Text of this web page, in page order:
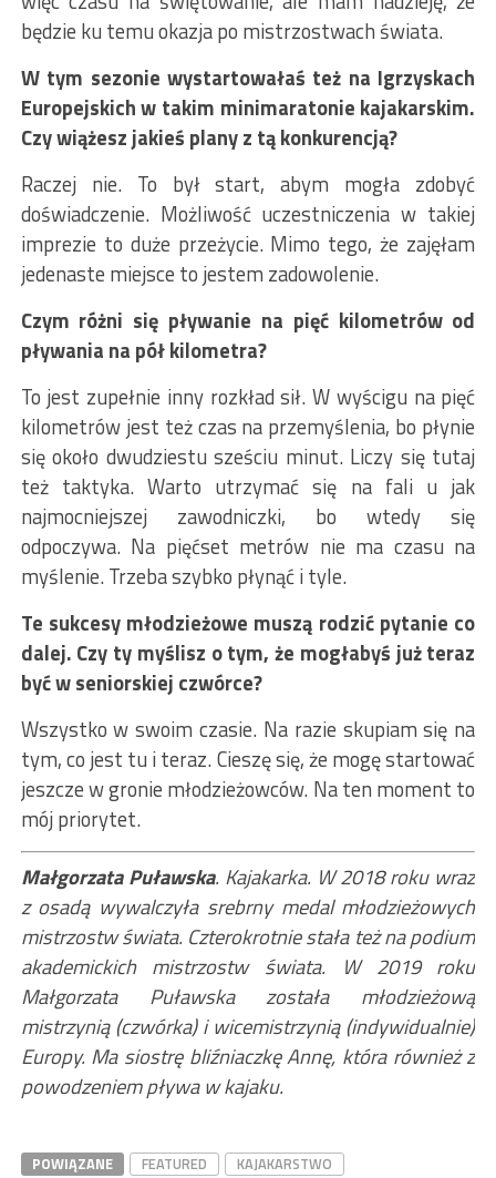
będzie ku temu okazja po mistrzostwach świata.
W tym sezonie wystartowałaś też na Igrzyskach
Europejskich w takim minimaratonie kajakarskim.
Czy wiążesz jakieś plany z tą konkurencją?
Raczej nie. To był start, abym mogła zdobyć
doświadczenie. Możliwość uczestniczenia w takiej
imprezie to duże przeżycie. Mimo tego, że zajęłam
jedenaste miejsce to jestem zadowolenie.
Czym różni się pływanie na pięć kilometrów od
pływania na pół kilometra?
To jest zupełnie inny rozkład sił. W wyścigu na pięć
kilometrów jest też czas na przemyślenia, bo płynie
się około dwudziestu sześciu minut. Liczy się tutaj
też taktyka. Warto utrzymać się na fali u jak
najmocniejszej zawodniczki, bo wtedy się
odpoczywa. Na pięćset metrów nie ma czasu na
myślenie. Trzeba szybko płynąć i tyle.
Te sukcesy młodzieżowe muszą rodzić pytanie co
dalej. Czy ty myślisz o tym, że mogłabyś już teraz
być w seniorskiej czwórce?
Wszystko w swoim czasie. Na razie skupiam się na
tym, co jest tu i teraz. Cieszę się, że mogę startować
jeszcze w gronie młodzieżowców. Na ten moment to
mój priorytet.
Małgorzata Puławska. Kajakarka. W 2018 roku wraz
z osadą wywalczyła srebrny medal młodzieżowych
mistrzostw świata. Czterokrotnie stała też na podium
akademickich mistrzostw świata. W 2019 roku
Małgorzata Puławska została młodzieżową
mistrzynią (czwórka) i wicemistrzynią (indywidualnie)
Europy. Ma siostrę bliźniaczkę Annę, która również z
powodzeniem pływa w kajaku.
POWIĄZANE FEATURED
KAJAKARSTWO